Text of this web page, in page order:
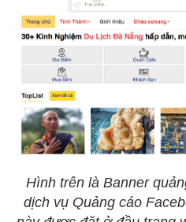
Hình trên là Banner
dịch vụ Quảng cáo